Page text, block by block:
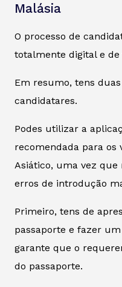
Malásia
O processo de
totalmente digital e
Em resumo, tens
candidatares.
Podes utilizar a
recomendada para os
Asiático, uma vez
erros de introdução
Primeiro, tens de
passaporte e fazer
garante que o
do passaporte.